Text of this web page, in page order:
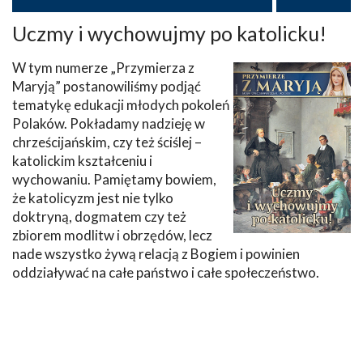
Uczmy i wychowujmy po katolicku!
W tym numerze „Przymierza z
Maryją” postanowiliśmy podjąć
tematykę edukacji młodych pokoleń
Polaków. Pokładamy nadzieję w
chrześcijańskim, czy też ściślej –
katolickim kształceniu i
wychowaniu. Pamiętamy bowiem,
że katolicyzm jest nie tylko
doktryną, dogmatem czy też
zbiorem modlitw i obrzędów, lecz
nade wszystko żywą relacją z Bogiem i powinien
oddziaływać na całe państwo i całe społeczeństwo.